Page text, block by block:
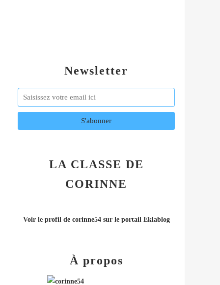
Newsletter
LA CLASSE DE
CORINNE
Voir le profil de corinne54sur le portail Eklablog
À propos